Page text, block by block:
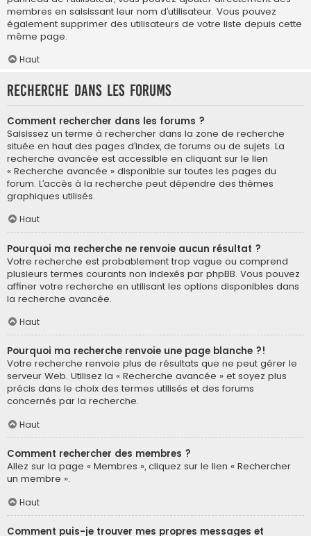
membres en saisissant leur nom d’utilisateur. Vous pouvez
également supprimer des utilisateurs de votre liste depuis cette
même page.
Haut
Recherche dans les forums
Comment rechercher dans les forums ?
Saisissez un terme à rechercher dans la zone de recherche
située en haut des pages d’index, de forums ou de sujets. La
recherche avancée est accessible en cliquant sur le lien
« Recherche avancée » disponible sur toutes les pages du
forum. L’accès à la recherche peut dépendre des thèmes
graphiques utilisés.
Haut
Pourquoi ma recherche ne renvoie aucun résultat ?
Votre recherche est probablement trop vague ou comprend
plusieurs termes courants non indexés par phpBB. Vous pouvez
affiner votre recherche en utilisant les options disponibles dans
la recherche avancée.
Haut
Pourquoi ma recherche renvoie une page blanche ?!
Votre recherche renvoie plus de résultats que ne peut gérer le
serveur Web. Utilisez la « Recherche avancée » et soyez plus
précis dans le choix des termes utilisés et des forums
concernés par la recherche.
Haut
Comment rechercher des membres ?
Allez sur la page « Membres », cliquez sur le lien « Rechercher
un membre ».
Haut
Comment puis-je trouver mes propres messages et